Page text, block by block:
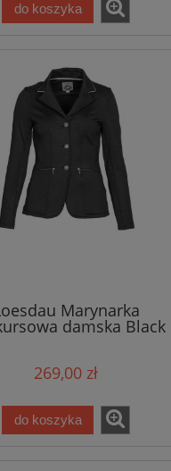
do koszyka
Marynarka
damska Black
269,00 zł
do koszyka